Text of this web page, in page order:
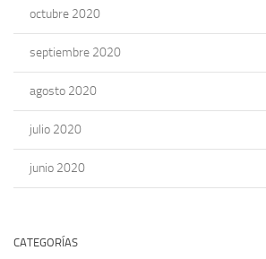
octubre 2020
septiembre 2020
agosto 2020
julio 2020
junio 2020
CATEGORÍAS